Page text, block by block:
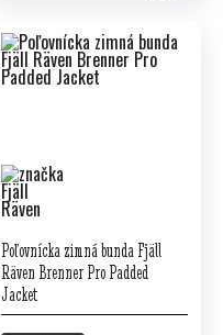
Poľovnícka zimná bunda Fjäll
Räven Brenner Pro Padded
Jacket